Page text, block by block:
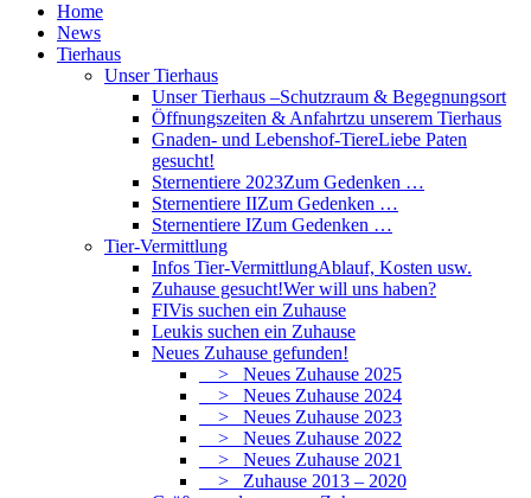
Home
News
Tierhaus
Unser Tierhaus
Unser Tierhaus –Schutzraum & Begegnungsort
Öffnungszeiten & Anfahrtzu unserem Tierhaus
Gnaden- und Lebenshof-TiereLiebe Paten
gesucht!
Sternentiere 2023Zum Gedenken …
Sternentiere IIZum Gedenken …
Sternentiere IZum Gedenken …
Tier-Vermittlung
Infos Tier-VermittlungAblauf, Kosten usw.
Zuhause gesucht!Wer will uns haben?
FIVis suchen ein Zuhause
Leukis suchen ein Zuhause
Neues Zuhause gefunden!
> Neues Zuhause 2025
> Neues Zuhause 2024
> Neues Zuhause 2023
> Neues Zuhause 2022
> Neues Zuhause 2021
> Zuhause 2013 – 2020